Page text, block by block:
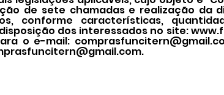
de sete chamadas e realização da
conforme características,
dos interessados no site:
o e-mail:
.